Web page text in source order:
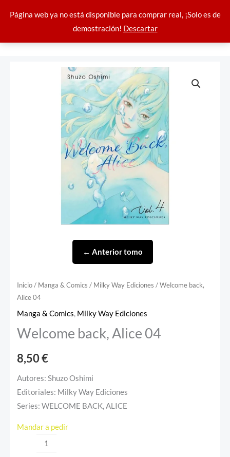
Página web ya no está disponible para comprar real, ¡Solo es de
demostración! Descartar
← Anterior tomo
Inicio/ Manga & Comics / Milky Way Ediciones / Welcome back,
Alice 04
Manga & Comics, Milky Way Ediciones
Welcome back, Alice 04
8,50€
Autores: Shuzo Oshimi
Editoriales: Milky Way Ediciones
Series: WELCOME BACK, ALICE
Mandar a pedir